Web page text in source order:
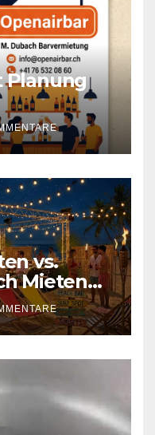
Planung
vs.
Mieten